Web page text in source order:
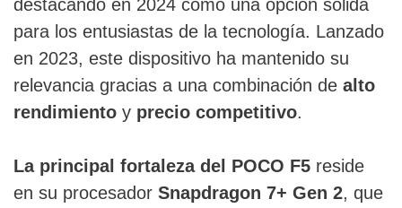
destacando en 2024 como una opción sólida
para los entusiastas de la tecnología. Lanzado
en 2023, este dispositivo ha mantenido su
relevancia gracias a una combinación de alto
rendimiento y precio competitivo.
La principal fortaleza del POCO F5 reside
en su procesador Snapdragon 7+ Gen 2, que